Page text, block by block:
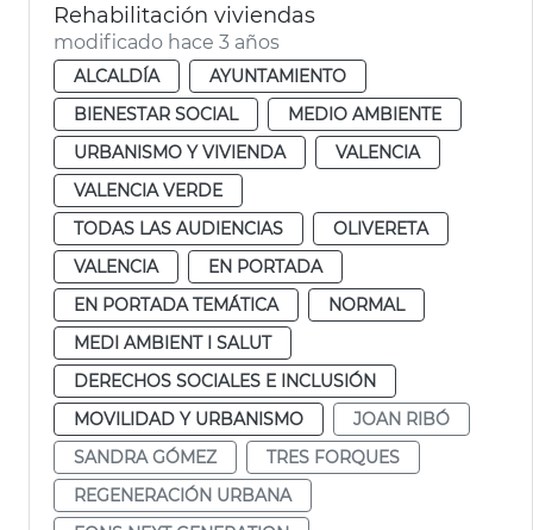
Rehabilitación viviendas
modificado hace 3 años
ALCALDÍA
AYUNTAMIENTO
BIENESTAR SOCIAL
MEDIO AMBIENTE
URBANISMO Y VIVIENDA
VALENCIA
VALENCIA VERDE
TODAS LAS AUDIENCIAS
OLIVERETA
VALENCIA
EN PORTADA
EN PORTADA TEMÁTICA
NORMAL
MEDI AMBIENT I SALUT
DERECHOS SOCIALES E INCLUSIÓN
MOVILIDAD Y URBANISMO
JOAN RIBÓ
SANDRA GÓMEZ
TRES FORQUES
REGENERACIÓN URBANA